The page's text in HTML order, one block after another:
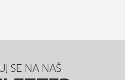
SE NA NAŠ